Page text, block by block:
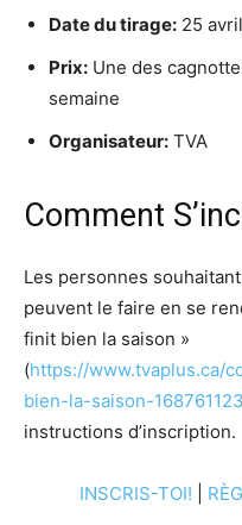
Date du tirage: 25
Prix: Une des
semaine
Organisateur: TVA
Comment
Les personnes
peuvent le faire en se
finit bien la saison »
(https://www.tvaplus.ca/
bien-la-saison-
instructions d’inscription.
INSCRIS-TOI!